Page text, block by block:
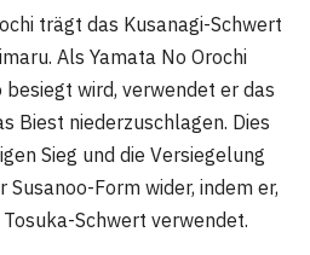
trägt das Kusanagi-Schwert
Als Yamata No Orochi
wird, verwendet er das
Biest niederzuschlagen. Dies
Sieg und die Versiegelung
Susanoo-Form wider, indem er,
Schwert verwendet.